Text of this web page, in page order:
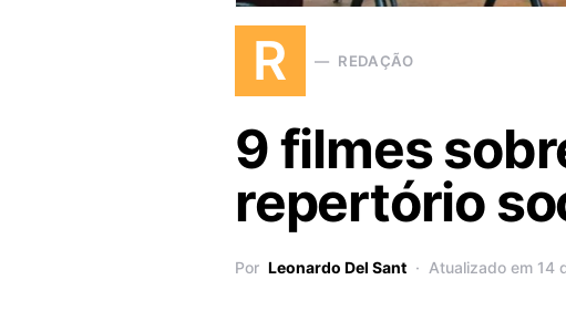
R REDAÇÃO
9 filmes
repertório
Por Leonardo Del Sant Atualizado em 14